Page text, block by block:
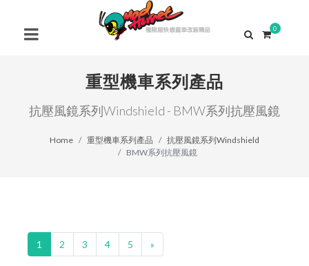
0
重型機車系列產品
抗壓風鏡系列Windshield - BMW系列抗壓風鏡
Home 重型機車系列產品
抗壓風鏡系列Windshield
BMW系列抗壓風鏡
1 2 3 4 5 »